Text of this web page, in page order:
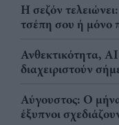
Η σεζόν
τσέπη σου ή μόνο
Ανθεκτικότητα,
διαχειριστούν
Αύγουστος: Ο
έξυπνοι